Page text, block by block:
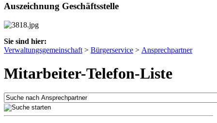
Auszeichnung Geschäftsstelle
Sie sind hier:
Verwaltungsgemeinschaft > Bürgerservice > Ansprechpartner
Mitarbeiter-Telefon-Liste